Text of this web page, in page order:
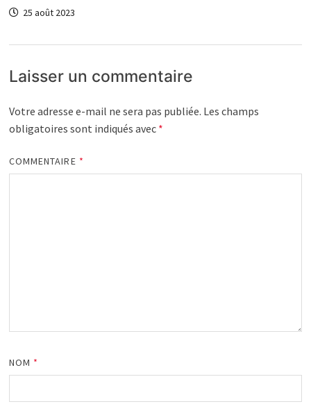
25 août 2023
Laisser un commentaire
Votre adresse e-mail ne sera pas publiée. Les champs
obligatoires sont indiqués avec *
COMMENTAIRE *
NOM *